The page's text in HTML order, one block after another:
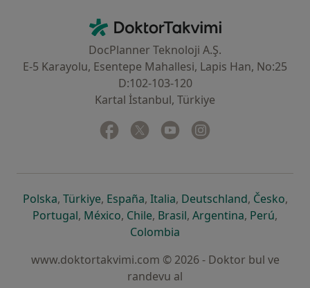
DoktorTakvimi - Ana Sayfa
DocPlanner Teknoloji A.Ş.
E-5 Karayolu, Esentepe Mahallesi, Lapis Han, No:25
D:102-103-120
Kartal İstanbul, Türkiye
Facebook
yeni bir sekmede açılır
Twitter
yeni bir sekmede açılır
Youtube
yeni bir sekmede açılır
Polskayeni bir sekmede açılır
, Türkiyeyeni bir sekmede açılır
, Españayeni bir sekmede açılır
, Italiayeni bir sekmede açılır
, Deutschlandyeni bir
, Českoyeni
,
Portugalyeni bir sekmede açılır
, Méxicoyeni bir sekmede açılır
, Chileyeni bir sekmede açılır
, Brasilyeni bir sekmede açılır
, Argentinayeni bir
, Perúyeni
,
Colombia
www.doktortakvimi.com © 2026 - Doktor bul ve
randevu al